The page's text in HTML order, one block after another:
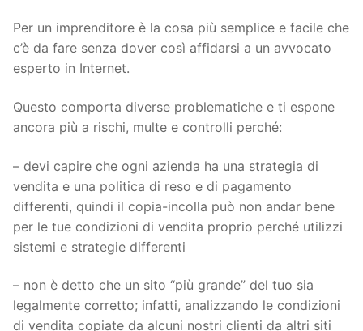
Per un imprenditore è la cosa più semplice e facile che
c’è da fare senza dover così affidarsi a un avvocato
esperto in Internet.
Questo comporta diverse problematiche e ti espone
ancora più a rischi, multe e controlli perché:
– devi capire che ogni azienda ha una strategia di
vendita e una politica di reso e di pagamento
differenti, quindi il copia-incolla può non andar bene
per le tue condizioni di vendita proprio perché utilizzi
sistemi e strategie differenti
– non è detto che un sito “più grande” del tuo sia
legalmente corretto; infatti, analizzando le condizioni
di vendita copiate da alcuni nostri clienti da altri siti